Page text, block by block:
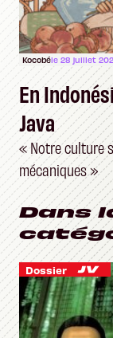
Kocobéle 28 juillet
En
Java
« Notre culture
mécaniques »
Dans
Dossier